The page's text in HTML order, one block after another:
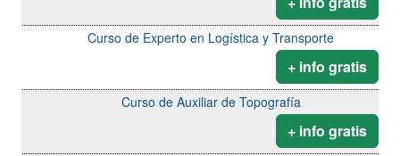
Curso de Experto en Logística y Transporte
+ info gratis
Curso de Auxiliar de Topografía
+ info gratis